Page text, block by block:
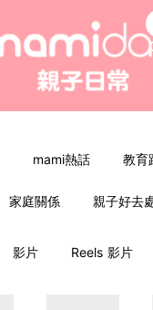
mami熱話 教育
家庭關係 親子好去
影片 Reels 影片